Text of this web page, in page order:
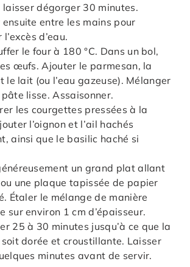
laisser dégorger 30 minutes.
ensuite entre les mains pour
d’eau.
le four à 180 °C. Dans un bol,
œufs. Ajouter le parmesan, la
le lait (ou l’eau gazeuse). Mélanger
pâte lisse. Assaisonner.
les courgettes pressées à la
l’oignon et l’ail hachés
ainsi que le basilic haché si
un grand plat allant
une plaque tapissée de papier
Étaler le mélange de manière
sur environ 1 cm d’épaisseur.
25 à 30 minutes jusqu’à ce que la
dorée et croustillante. Laisser
minutes avant de servir.